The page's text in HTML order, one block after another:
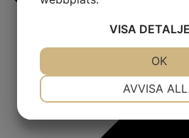
VISA
MARKNADSFÖRING
AVVISA
OK